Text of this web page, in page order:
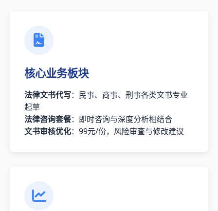
核心业务板块
法律文书代写：民事、商事、刑事各类文书专业
起草
法律咨询套餐：即时咨询与深度分析相结合
文书审核优化：99元/份，风险审查与修改建议